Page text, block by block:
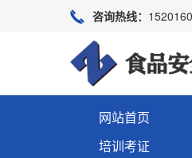
咨询热线：
网站首页
培训考证